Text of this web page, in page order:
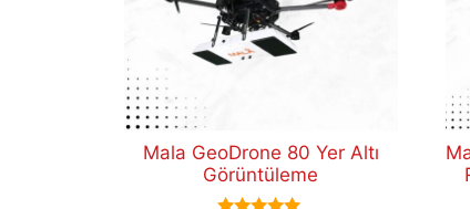
Mala GeoDrone 80 Yer Altı
Görüntüleme